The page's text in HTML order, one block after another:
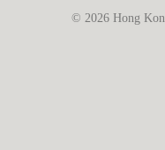
© 2026 Hong